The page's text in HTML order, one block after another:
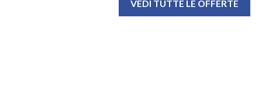
VEDI TUTTE LE OFFERTE